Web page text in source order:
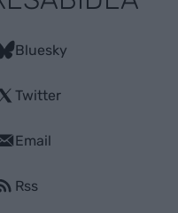
Bluesky
Twitter
Email
Rss